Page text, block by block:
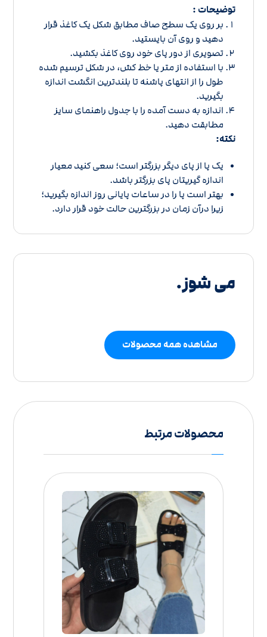
توضیحات :
بر روی یک سطح صاف مطابق شکل یک کاغذ قرار
دهید و روی آن بایستید.
تصویری از دور پای خود روی کاغذ بکشید.
با استفاده از متر یا خط کش، در شکل ترسیم شده
طول را از انتهای پاشنه تا بلندترین انگشت اندازه
بگیرید.
اندازه به دست آمده را باجدول راهنمای سایز
مطابقت دهید.
نکته:
یک پا از پای دیگر بزرگتر است؛ سعی کنید معیار
اندازه گیریتان پای بزرگتر باشد.
بهتر است پا را در ساعات پایانی روز اندازه بگیرید؛
زیرا درآن زمان در بزرگترین حالت خود قرار دارد.
می شوز.
مشاهده همه محصولات
محصولات مرتبط